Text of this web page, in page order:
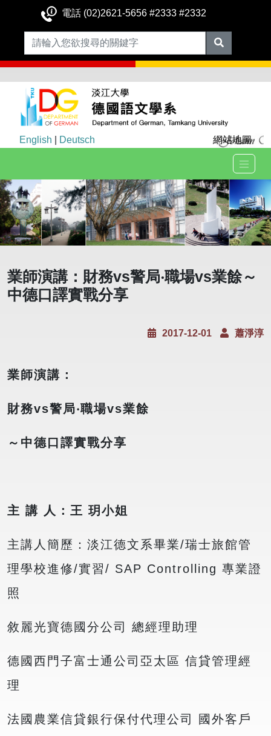
電話 (02)2621-5656 #2333 #2332
English Deutsch 網站地圖
業師演講：財務vs警局‧職場vs業餘～
中德口譯實戰分享
2017-12-01 蕭淨淳
業師演講：
財務vs警局‧職場vs業餘
～中德口譯實戰分享
主 講 人：王 玥小姐
主講人簡歷：淡江德文系畢業/瑞士旅館管
理學校進修/實習/ SAP Controlling 專業證
照
敘麗光寶德國分公司 總經理助理
德國西門子富士通公司亞太區 信貸管理經
理
法國農業信貸銀行保付代理公司 國外客戶